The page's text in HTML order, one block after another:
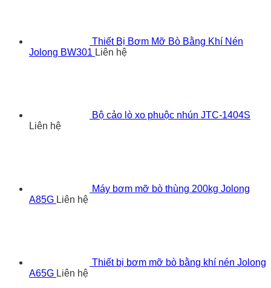
Thiết Bị Bơm Mỡ Bò Bằng Khí Nén
Jolong BW301 Liên hệ
Bộ cảo lò xo phuộc nhún JTC-1404S
Liên hệ
Máy bơm mỡ bò thùng 200kg Jolong
A85G Liên hệ
Thiết bị bơm mỡ bò bằng khí nén Jolong
A65G Liên hệ